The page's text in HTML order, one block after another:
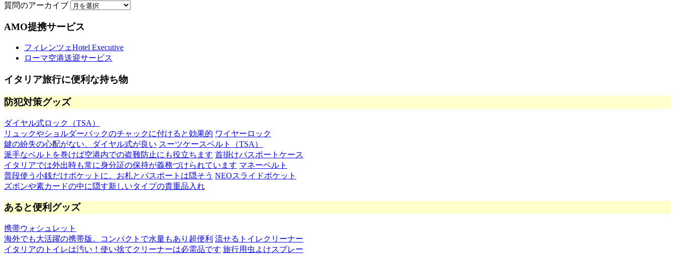
質問のアーカイブ
AMO提携サービス
フィレンツェHotel Executive
ローマ空港送迎サービス
イタリア旅行に便利な持ち物
防犯対策グッズ
ダイヤル式ロック（TSA）
リュックやショルダーバックのチャックに付けると効果的 ワイヤーロック
鍵の紛失の心配がない、ダイヤル式が良い スーツケースベルト（TSA）
派手なベルトを巻けば空港内での盗難防止にも役立ちます 首掛けパスポートケース
イタリアでは外出時も常に身分証の保持が義務づけられています マネーベルト
普段使う小銭だけポケットに。お札とパスポートは隠そう NEOスライドポケット
ズボンや素カードの中に隠す新しいタイプの貴重品入れ
あると便利グッズ
携帯ウォシュレット
海外でも大活躍の携帯版。コンパクトで水量もあり超便利 流せるトイレクリーナー
イタリアのトイレは汚い！使い捨てクリーナーは必需品です 旅行用虫よけスプレー